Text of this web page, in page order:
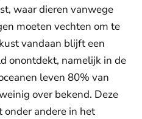
waar dieren vanwege
moeten vechten om te
vandaan blijft een
onontdekt, namelijk in de
leven 80% van
over bekend. Deze
andere in het